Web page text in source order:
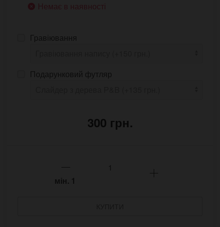
Немає в наявності
Гравіювання
Подарунковий футляр
300 грн.
мін. 1